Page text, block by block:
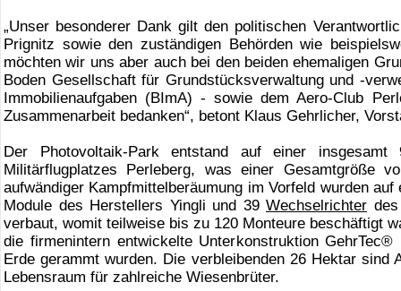
„Unser besonderer Dank gilt den politischen
Prignitz sowie den zuständigen Behörden wie
möchten wir uns aber auch bei den beiden ehemaligen
Boden Gesellschaft für Grundstücksverwaltung und -
Immobilienaufgaben (BImA) - sowie dem Aero-Club
Zusammenarbeit bedanken“, betont Klaus Gehrlicher,
Der Photovoltaik-Park entstand auf einer
Militärflugplatzes Perleberg, was einer Gesamtgröße
aufwändiger Kampfmittelberäumung im Vorfeld wurden
Module des Herstellers Yingli und 39 Wechselrichter
verbaut, womit teilweise bis zu 120 Monteure beschäftigt
die firmenintern entwickelte Unterkonstruktion
Erde gerammt wurden. Die verbleibenden 26 Hektar sind
Lebensraum für zahlreiche Wiesenbrüter.